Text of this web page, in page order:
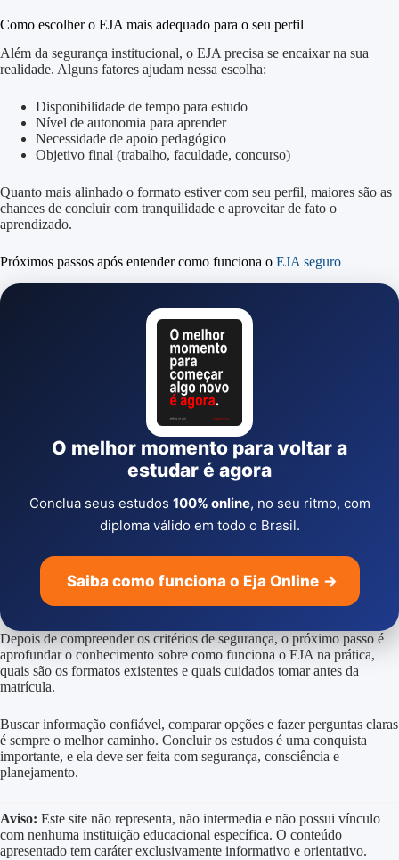
Como escolher o EJA mais adequado para o seu perfil
Além da segurança institucional, o EJA precisa se encaixar na sua
realidade. Alguns fatores ajudam nessa escolha:
Disponibilidade de tempo para estudo
Nível de autonomia para aprender
Necessidade de apoio pedagógico
Objetivo final (trabalho, faculdade, concurso)
Quanto mais alinhado o formato estiver com seu perfil, maiores são as
chances de concluir com tranquilidade e aproveitar de fato o
aprendizado.
Próximos passos após entender como funciona o EJA seguro
O melhor momento para voltar a
estudar é agora
Conclua seus estudos 100% online, no seu ritmo, com
diploma válido em todo o Brasil.
Saiba como funciona o Eja Online →
Depois de compreender os critérios de segurança, o próximo passo é
aprofundar o conhecimento sobre como funciona o EJA na prática,
quais são os formatos existentes e quais cuidados tomar antes da
matrícula.
Buscar informação confiável, comparar opções e fazer perguntas claras
é sempre o melhor caminho. Concluir os estudos é uma conquista
importante, e ela deve ser feita com segurança, consciência e
planejamento.
Aviso: Este site não representa, não intermedia e não possui vínculo
com nenhuma instituição educacional específica. O conteúdo
apresentado tem caráter exclusivamente informativo e orientativo.